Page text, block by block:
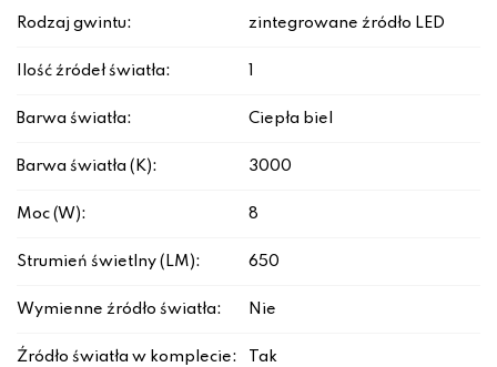
Rodzaj gwintu: zintegrowane źródło LED
Ilość źródeł światła:
Barwa światła: Ciepła biel
Barwa światła (K): 3000
Moc (W): 8
Strumień świetlny (LM): 650
Wymienne źródło światła: Nie
Źródło światła w komplecie: Tak